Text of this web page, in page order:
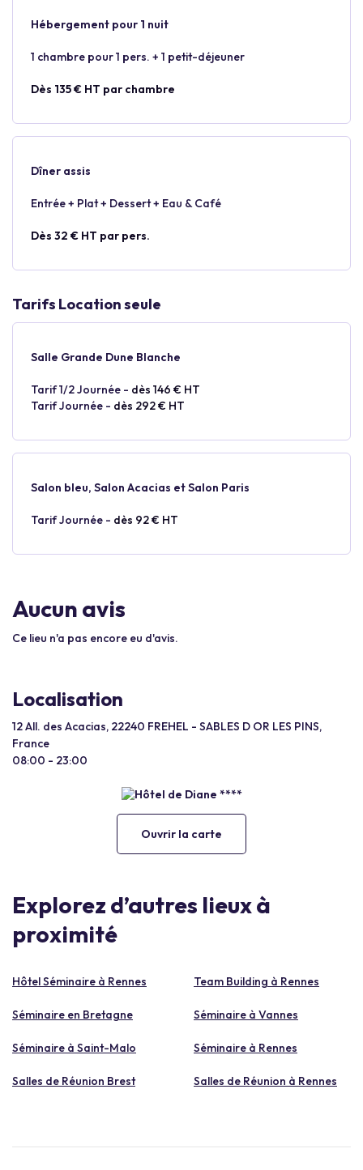
Hébergement pour 1 nuit
1 chambre pour 1 pers. + 1 petit-déjeuner
Dès 135 € HT par chambre
Dîner assis
Entrée + Plat + Dessert + Eau & Café
Dès 32 € HT par pers.
Tarifs Location seule
Salle Grande Dune Blanche
Tarif 1/2 Journée - dès 146 € HT
Tarif Journée - dès 292 € HT
Salon bleu, Salon Acacias et Salon Paris
Tarif Journée - dès 92 € HT
Aucun avis
Ce lieu n'a pas encore eu d'avis.
Localisation
12 All. des Acacias, 22240 FREHEL - SABLES D OR LES PINS,
France
08:00 - 23:00
Ouvrir la carte
Explorez d’autres lieux à
proximité
Hôtel Séminaire à Rennes Team Building à Rennes
Séminaire en Bretagne Séminaire à Vannes
Séminaire à Saint-Malo Séminaire à Rennes
Salles de Réunion Brest Salles de Réunion à Rennes